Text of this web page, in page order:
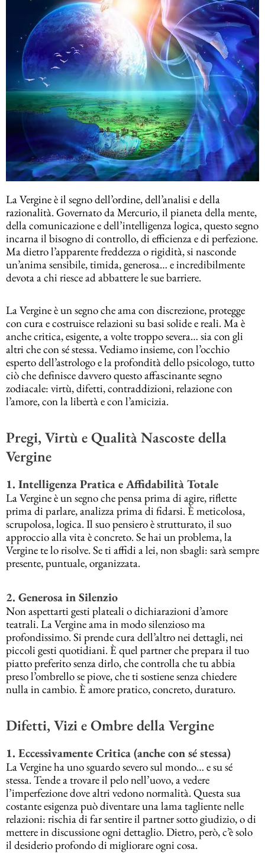
La Vergine è il segno dell’ordine, dell’analisi e della
razionalità. Governato da Mercurio, il pianeta della mente,
della comunicazione e dell’intelligenza logica, questo segno
incarna il bisogno di controllo, di efficienza e di perfezione.
Ma dietro l’apparente freddezza o rigidità, si nasconde
un’anima sensibile, timida, generosa… e incredibilmente
devota a chi riesce ad abbattere le sue barriere.
La Vergine è un segno che ama con discrezione, protegge
con cura e costruisce relazioni su basi solide e reali. Ma è
anche critica, esigente, a volte troppo severa… sia con gli
altri che con sé stessa. Vediamo insieme, con l’occhio
esperto dell’astrologo e la profondità dello psicologo, tutto
ciò che definisce davvero questo affascinante segno
zodiacale: virtù, difetti, contraddizioni, relazione con
l’amore, con la libertà e con l’amicizia.
Pregi, Virtù e Qualità Nascoste della
Vergine
1. Intelligenza Pratica e Affidabilità Totale
La Vergine è un segno che pensa prima di agire, riflette
prima di parlare, analizza prima di fidarsi. È meticolosa,
scrupolosa, logica. Il suo pensiero è strutturato, il suo
approccio alla vita è concreto. Se hai un problema, la
Vergine te lo risolve. Se ti affidi a lei, non sbagli: sarà sempre
presente, puntuale, organizzata.
2. Generosa in Silenzio
Non aspettarti gesti plateali o dichiarazioni d’amore
teatrali. La Vergine ama in modo silenzioso ma
profondissimo. Si prende cura dell’altro nei dettagli, nei
piccoli gesti quotidiani. È quel partner che prepara il tuo
piatto preferito senza dirlo, che controlla che tu abbia
preso l’ombrello se piove, che ti sostiene senza chiedere
nulla in cambio. È amore pratico, concreto, duraturo.
Difetti, Vizi e Ombre della Vergine
1. Eccessivamente Critica (anche con sé stessa)
La Vergine ha uno sguardo severo sul mondo… e su sé
stessa. Tende a trovare il pelo nell’uovo, a vedere
l’imperfezione dove altri vedono normalità. Questa sua
costante esigenza può diventare una lama tagliente nelle
relazioni: rischia di far sentire il partner sotto giudizio, o di
mettere in discussione ogni dettaglio. Dietro, però, c’è solo
il desiderio profondo di migliorare ogni cosa.